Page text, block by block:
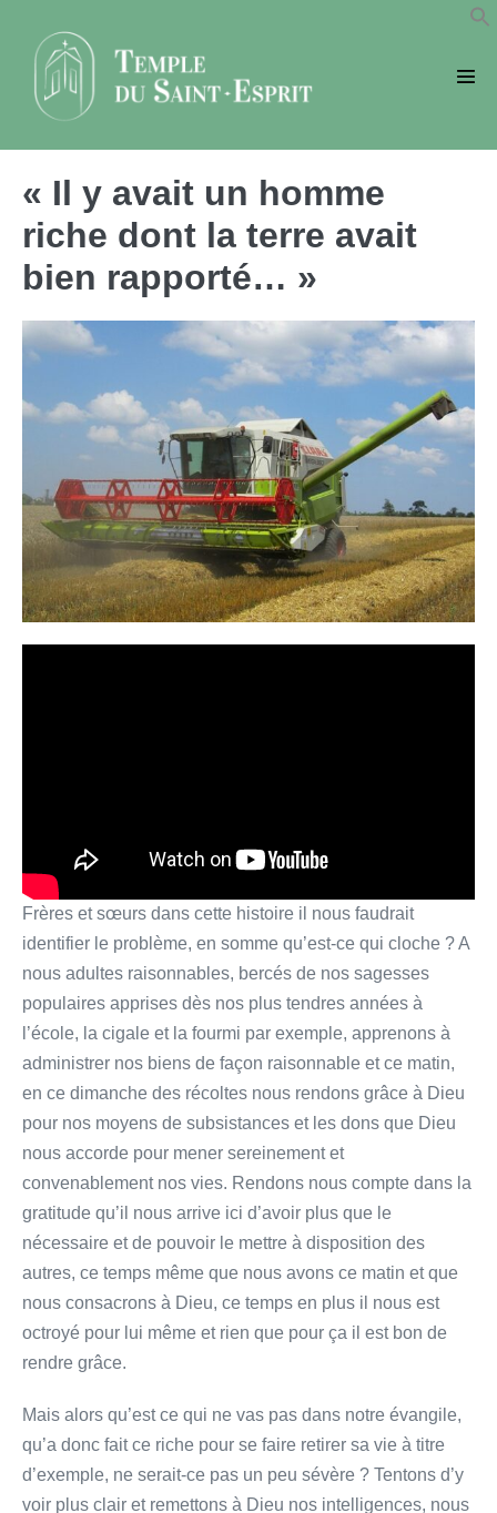
contenu
« Il y avait un homme
riche dont la terre avait
bien rapporté… »
Frères et sœurs dans cette histoire il nous faudrait
identifier le problème, en somme qu’est-ce qui cloche ? A
nous adultes raisonnables, bercés de nos sagesses
populaires apprises dès nos plus tendres années à
l’école, la cigale et la fourmi par exemple, apprenons à
administrer nos biens de façon raisonnable et ce matin,
en ce dimanche des récoltes nous rendons grâce à Dieu
pour nos moyens de subsistances et les dons que Dieu
nous accorde pour mener sereinement et
convenablement nos vies. Rendons nous compte dans la
gratitude qu’il nous arrive ici d’avoir plus que le
nécessaire et de pouvoir le mettre à disposition des
autres, ce temps même que nous avons ce matin et que
nous consacrons à Dieu, ce temps en plus il nous est
octroyé pour lui même et rien que pour ça il est bon de
rendre grâce.
Mais alors qu’est ce qui ne vas pas dans notre évangile,
qu’a donc fait ce riche pour se faire retirer sa vie à titre
d’exemple, ne serait-ce pas un peu sévère ? Tentons d’y
voir plus clair et remettons à Dieu nos intelligences, nous